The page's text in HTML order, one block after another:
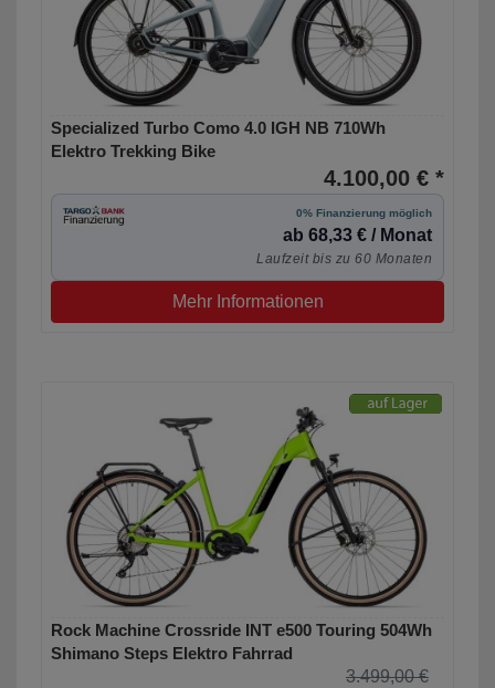
Specialized Turbo Como 4.0 IGH NB 710Wh
Elektro Trekking Bike
4.100,00 € *
0% Finanzierung möglich
ab 68,33 € / Monat
Laufzeit bis zu 60 Monaten
Mehr Informationen
Rock Machine Crossride INT e500 Touring 504Wh
Shimano Steps Elektro Fahrrad
3.499,00 €